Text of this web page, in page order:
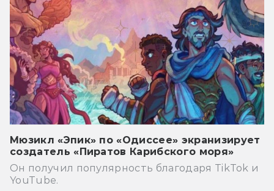
Мюзикл «Эпик» по «Одиссее» экранизирует
создатель «Пиратов Карибского моря»
Он получил популярность благодаря TikTok и
YouTube.